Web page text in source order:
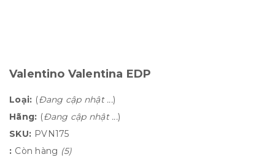
Valentino Valentina EDP
Loại: (Đang cập nhật ...)
Hãng: (Đang cập nhật ...)
SKU: PVN175
: Còn hàng (5)